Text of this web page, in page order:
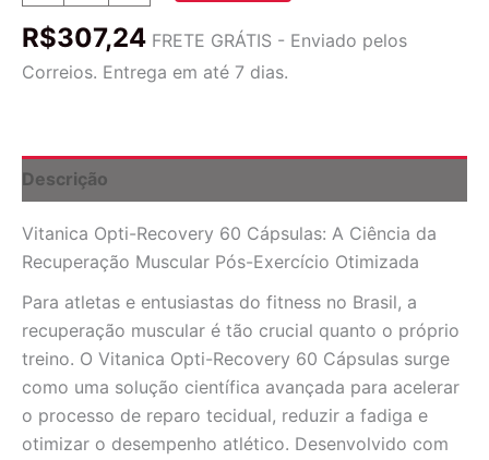
60
Recuperação
Estar
Pós-
quantidade
R$307,24 FRETE GRÁTIS - Enviado pelos
Correios. Entrega em até 7 dias.
Descrição
Vitanica Opti-Recovery 60 Cápsulas: A Ciência da
Recuperação Muscular Pós-Exercício Otimizada
Para atletas e entusiastas do fitness no Brasil, a
recuperação muscular é tão crucial quanto o próprio
treino. O Vitanica Opti-Recovery 60 Cápsulas surge
como uma solução científica avançada para acelerar
o processo de reparo tecidual, reduzir a fadiga e
otimizar o desempenho atlético. Desenvolvido com